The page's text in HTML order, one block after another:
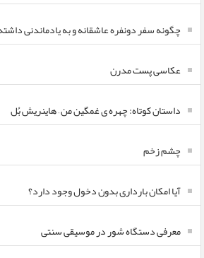
چگونه سفر دونفره عاشقانه و به یادماندنی
عکاسی پست مدرن
داستان کوتاه: چهره ی غمگین من – هاینریش بُل
چشم زخم
آیا امکان بارداری بدون دخول وجود دارد؟
معرفی دستگاه شور در موسیقی سنتی